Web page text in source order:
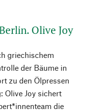
Olive Joy
griechischem
der Bäume in
zu den Ölpressen
Olive Joy sichert
die